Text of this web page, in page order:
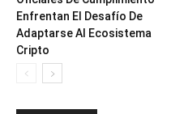
Enfrentan El Desafío De
Adaptarse Al Ecosistema
Cripto